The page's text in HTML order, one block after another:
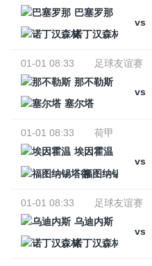
巴塞罗那
vs
诺丁汉森林
01-01 08:33
足球友谊赛
那不勒斯
vs
塞尔塔
01-01 08:33
荷甲
埃因霍温
vs
福图纳锡塔德
01-01 08:33
足球友谊赛
乌迪内斯
vs
诺丁汉森林